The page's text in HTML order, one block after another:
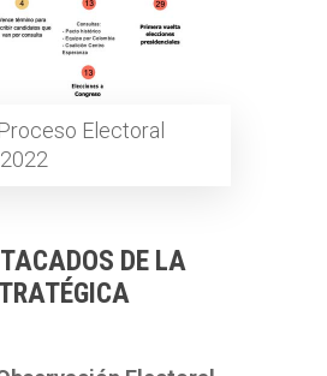
Electoral
DE LA